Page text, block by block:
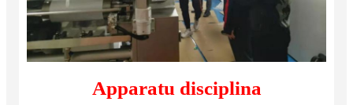
Apparatu disciplina